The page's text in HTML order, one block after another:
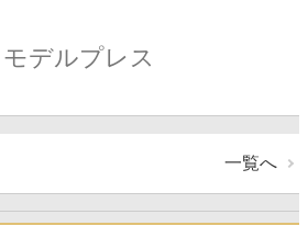
モデルプレス
一覧へ